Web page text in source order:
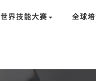
世界技能大赛 全球